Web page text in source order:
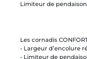
Limiteur de
Les cornadis
- Largeur d’encolure
- Limiteur de